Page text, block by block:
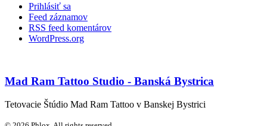
Prihlásiť sa
Feed záznamov
RSS feed komentárov
WordPress.org
Mad Ram Tattoo Studio - Banská Bystrica
Tetovacie Štúdio Mad Ram Tattoo v Banskej Bystrici